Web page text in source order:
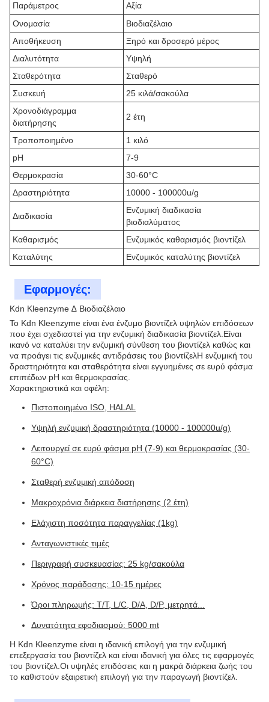
Παράμετρος
Αξία
Ονομασία
Βιοδιαζέλαιο
Αποθήκευση
Ξηρό και δροσερό μέρος
Διαλυτότητα
Υψηλή
Σταθερότητα
Σταθερό
Συσκευή
25 κιλά/σακούλα
Χρονοδιάγραμμα
διατήρησης
2 έτη
Τροποποιημένο
1 κιλό
pH
7-9
Θερμοκρασία
30-60°C
Δραστηριότητα
10000 - 100000u/g
Διαδικασία
Ενζυμική διαδικασία
βιοδιαλύματος
Καθαρισμός
Ενζυμικός καθαρισμός βιοντίζελ
Καταλύτης
Ενζυμικός καταλύτης βιοντίζελ
Εφαρμογές:
Kdn Kleenzyme ∆ Βιοδιαζέλαιο
Το Kdn Kleenzyme είναι ένα ένζυμο βιοντίζελ υψηλών επιδόσεων
που έχει σχεδιαστεί για την ενζυμική διαδικασία βιοντίζελ.Είναι
ικανό να καταλύει την ενζυμική σύνθεση του βιοντίζελ καθώς και
να προάγει τις ενζυμικές αντιδράσεις του βιοντίζελΗ ενζυμική του
δραστηριότητα και σταθερότητα είναι εγγυημένες σε ευρύ φάσμα
επιπέδων pH και θερμοκρασίας.
Χαρακτηριστικά και οφέλη:
Πιστοποιημένο ISO, HALAL
Υψηλή ενζυμική δραστηριότητα (10000 - 100000u/g)
Λειτουργεί σε ευρύ φάσμα pH (7-9) και θερμοκρασίας (30-
60°C)
Σταθερή ενζυμική απόδοση
Μακροχρόνια διάρκεια διατήρησης (2 έτη)
Ελάχιστη ποσότητα παραγγελίας (1kg)
Ανταγωνιστικές τιμές
Περιγραφή συσκευασίας: 25 kg/σακούλα
Χρόνος παράδοσης: 10-15 ημέρες
Όροι πληρωμής: T/T, L/C, D/A, D/P, μετρητά...
Δυνατότητα εφοδιασμού: 5000 mt
Η Kdn Kleenzyme είναι η ιδανική επιλογή για την ενζυμική
επεξεργασία του βιοντίζελ και είναι ιδανική για όλες τις εφαρμογές
του βιοντίζελ.Οι υψηλές επιδόσεις και η μακρά διάρκεια ζωής του
το καθιστούν εξαιρετική επιλογή για την παραγωγή βιοντίζελ.